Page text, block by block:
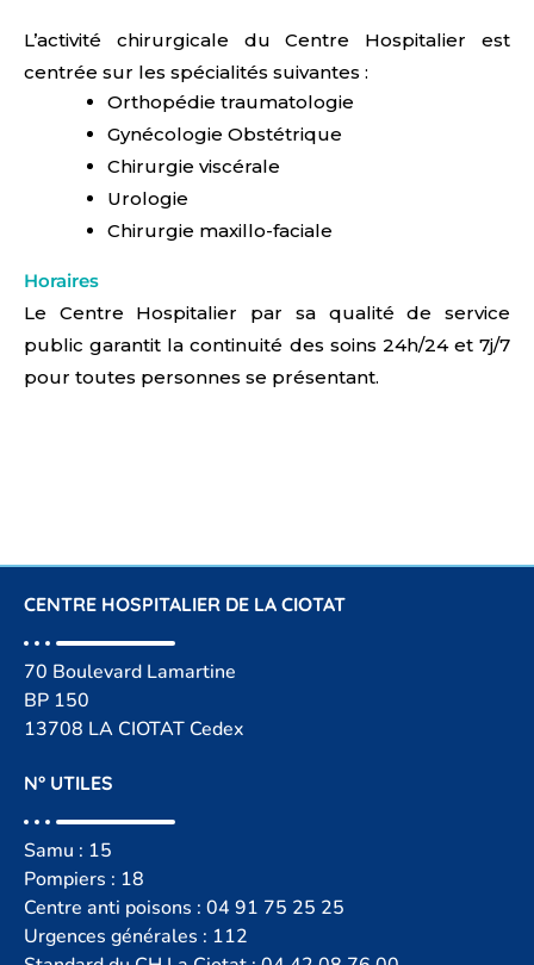
L’activité chirurgicale du Centre Hospitalier est
centrée sur les spécialités suivantes :
Orthopédie traumatologie
Gynécologie Obstétrique
Chirurgie viscérale
Urologie
Chirurgie maxillo-faciale
Horaires
Le Centre Hospitalier par sa qualité de service
public garantit la continuité des soins 24h/24 et 7j/7
pour toutes personnes se présentant.
CENTRE HOSPITALIER DE LA CIOTAT
70 Boulevard Lamartine
BP 150
13708 LA CIOTAT Cedex
N° UTILES
Samu : 15
Pompiers : 18
Centre anti poisons : 04 91 75 25 25
Urgences générales : 112